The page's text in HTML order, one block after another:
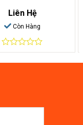
Liên Hệ
Còn Hàng
0
out